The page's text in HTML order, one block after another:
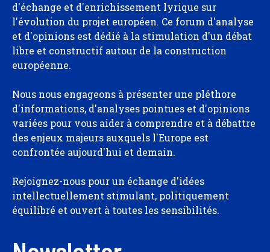
d'échange et d'enrichissement lyrique sur
l'évolution du projet européen. Ce forum d'analyse
et d'opinions est dédié à la stimulation d'un débat
libre et constructif autour de la construction
européenne.
Nous nous engageons à présenter une pléthore
d'informations, d'analyses pointues et d'opinions
variées pour vous aider à comprendre et à débattre
des enjeux majeurs auxquels l'Europe est
confrontée aujourd'hui et demain.
Rejoignez-nous pour un échange d'idées
intellectuellement stimulant, politiquement
équilibré et ouvert à toutes les sensibilités.